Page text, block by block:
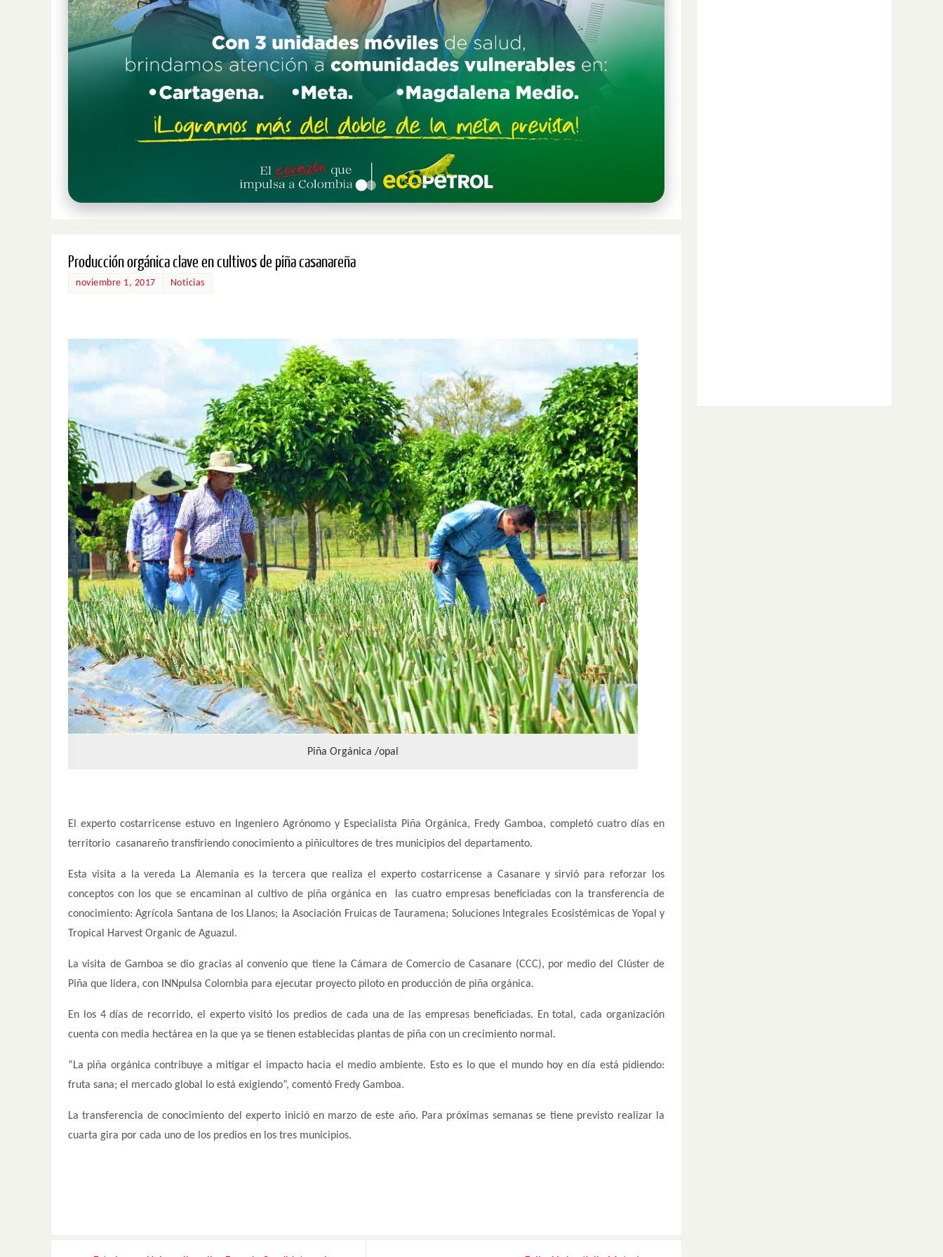
Producción orgánica clave en cultivos de piña casanareña
noviembre 1, 2017 Noticias
Piña Orgánica /opal
El experto costarricense estuvo en Ingeniero Agrónomo y Especialista Piña Orgánica, Fredy Gamboa, completó cuatro días en
territorio casanareño transfiriendo conocimiento a piñicultores de tres municipios del departamento.
Esta visita a la vereda La Alemania es la tercera que realiza el experto costarricense a Casanare y sirvió para reforzar los
conceptos con los que se encaminan al cultivo de piña orgánica en las cuatro empresas beneficiadas con la transferencia de
conocimiento: Agrícola Santana de los Llanos; la Asociación Fruicas de Tauramena; Soluciones Integrales Ecosistémicas de Yopal y
Tropical Harvest Organic de Aguazul.
La visita de Gamboa se dio gracias al convenio que tiene la Cámara de Comercio de Casanare (CCC), por medio del Clúster de
Piña que lidera, con INNpulsa Colombia para ejecutar proyecto piloto en producción de piña orgánica.
En los 4 días de recorrido, el experto visitó los predios de cada una de las empresas beneficiadas. En total, cada organización
cuenta con media hectárea en la que ya se tienen establecidas plantas de piña con un crecimiento normal.
“La piña orgánica contribuye a mitigar el impacto hacia el medio ambiente. Esto es lo que el mundo hoy en día está pidiendo:
fruta sana; el mercado global lo está exigiendo”, comentó Fredy Gamboa.
La transferencia de conocimiento del experto inició en marzo de este año. Para próximas semanas se tiene previsto realizar la
cuarta gira por cada uno de los predios en los tres municipios.